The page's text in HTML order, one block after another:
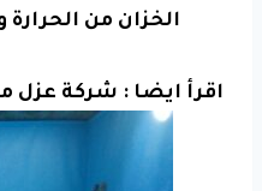
الخزان من الحرارة
اقرأ ايضا : شركة عزل